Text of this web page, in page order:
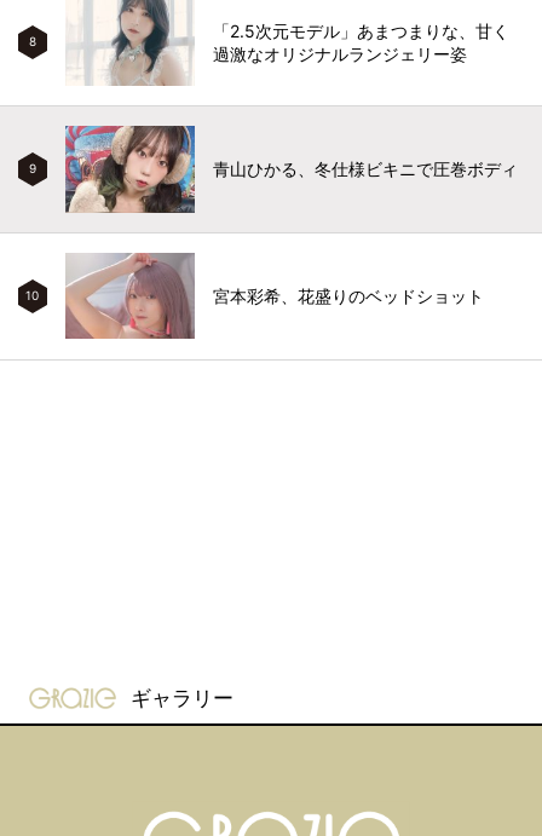
8
「2.5次元モデル」あまつまりな、甘く
過激なオリジナルランジェリー姿
9 青山ひかる、冬仕様ビキニで圧巻ボディ
10 宮本彩希、花盛りのベッドショット
gravure-grazie
ギャラリー